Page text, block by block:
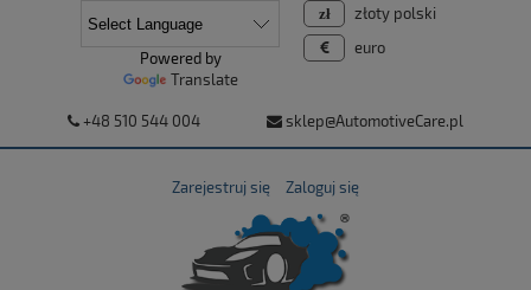
+48 510 544 004 sklep@AutomotiveCare.pl
Zarejestruj się Zaloguj się
złoty polski
euro
Powered by
Translate